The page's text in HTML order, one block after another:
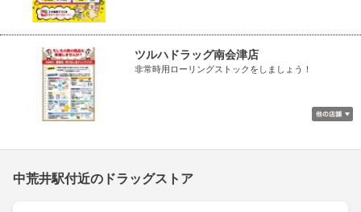
ツルハドラッグ南会津店
非常時用ローリングストックをしましょう！
中荒井駅付近のドラッグストア